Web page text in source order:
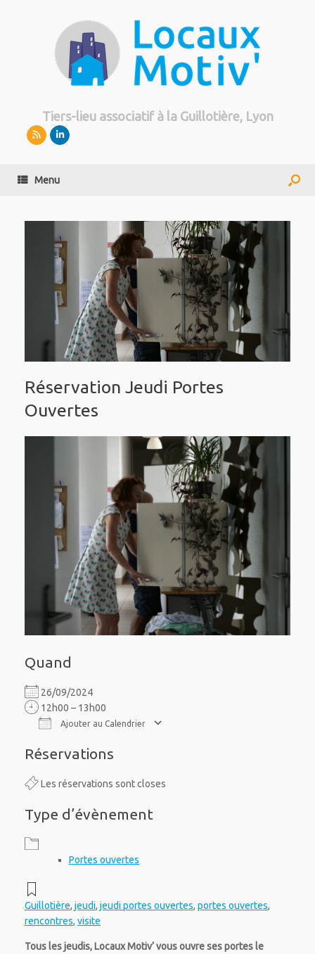
Tiers-lieu associatif à la Guillotière, Lyon
Menu
Réservation Jeudi Portes
Ouvertes
Quand
26/09/2024
12h00 – 13h00
Ajouter au Calendrier
Réservations
Les réservations sont closes
Type d’évènement
Portes ouvertes
Guillotière, jeudi, jeudi portes ouvertes, portes ouvertes,
rencontres, visite
Tous les jeudis, Locaux Motiv’ vous ouvre ses portes le